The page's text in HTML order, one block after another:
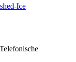
Ice